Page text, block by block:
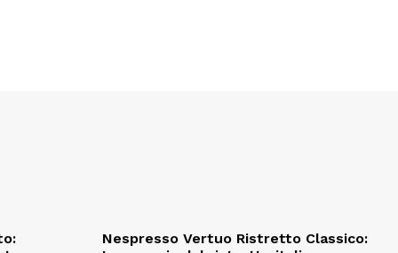
Nespresso Vertuo Ristretto Classico: